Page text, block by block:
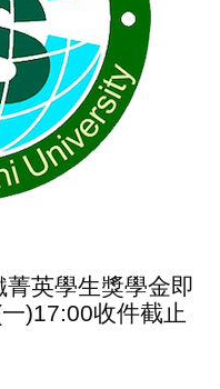
菁英學生獎學金即
)17:00收件截止